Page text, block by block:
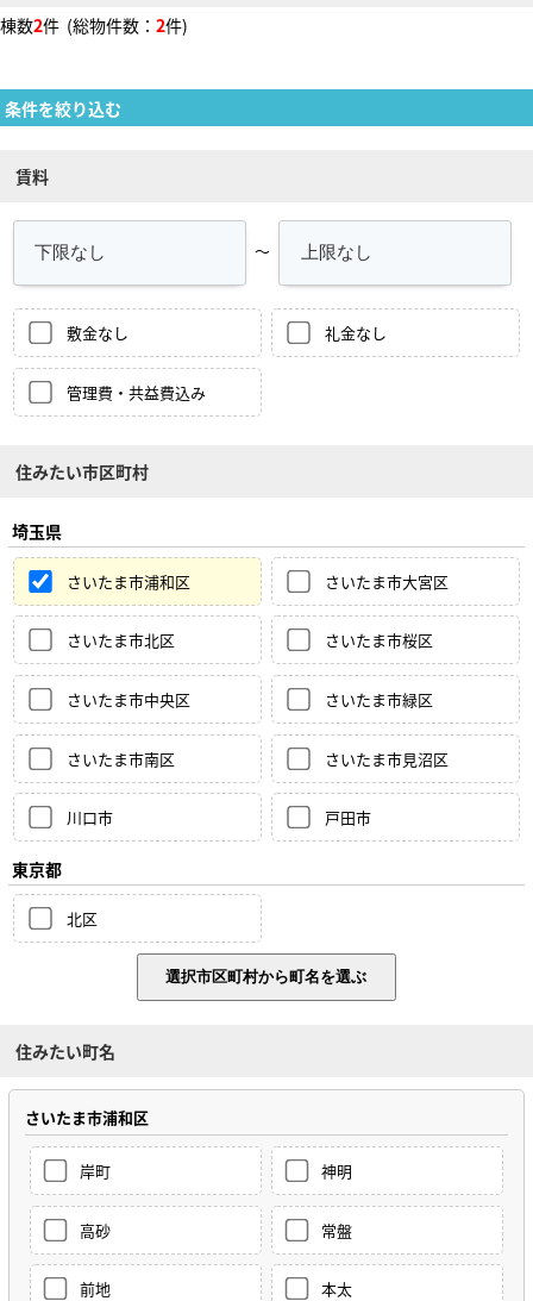
棟数2件 (総物件数： 2件)
条件を絞り込む
賃料
～
敷金なし 礼金なし
管理費・共益費込み
住みたい市区町村
埼玉県
さいたま市浦和区 さいたま市大宮区
さいたま市北区 さいたま市桜区
さいたま市中央区 さいたま市緑区
さいたま市南区 さいたま市見沼区
川口市 戸田市
東京都
北区
住みたい町名
さいたま市浦和区
岸町 神明
高砂 常盤
前地 本太